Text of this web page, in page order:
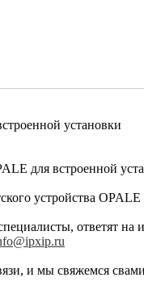
установки
для встроенной
устройства
ответят на
и мы свяжемся